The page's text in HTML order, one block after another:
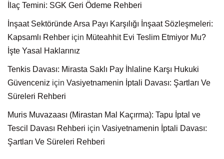
İlaç Temini: SGK Geri Ödeme Rehberi
İnşaat Sektöründe Arsa Payı Karşılığı İnşaat Sözleşmeleri:
Kapsamlı Rehber için Müteahhit Evi Teslim Etmiyor Mu?
İşte Yasal Haklarınız
Tenkis Davası: Mirasta Saklı Pay İhlaline Karşı Hukuki
Güvenceniz için Vasiyetnamenin İptali Davası: Şartları Ve
Süreleri Rehberi
Muris Muvazaası (Mirastan Mal Kaçırma): Tapu İptal ve
Tescil Davası Rehberi için Vasiyetnamenin İptali Davası:
Şartları Ve Süreleri Rehberi